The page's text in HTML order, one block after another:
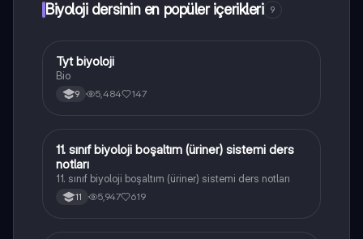
Biyoloji dersinin en popüler içerikleri 9
Biyoloji
Tyt biyoloji
Bio
9 5,484 147
Biyoloji
11. sınıf biyoloji boşaltım (üriner) sistemi ders
notları
11. sınıf biyoloji boşaltım (üriner) sistemi ders notları
11 5,947 619